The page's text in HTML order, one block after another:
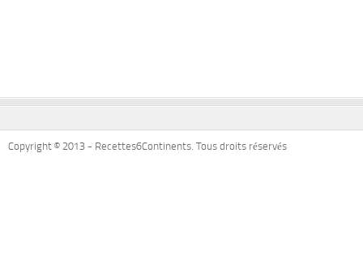
Copyright © 2013 - Recettes6Continents. Tous droits réservés